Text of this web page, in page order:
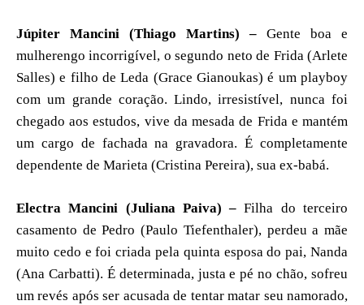
Júpiter Mancini (Thiago Martins) – Gente boa e
mulherengo incorrigível, o segundo neto de Frida (Arlete
Salles) e filho de Leda (Grace Gianoukas) é um playboy
com um grande coração. Lindo, irresistível, nunca foi
chegado aos estudos, vive da mesada de Frida e mantém
um cargo de fachada na gravadora. É completamente
dependente de Marieta (Cristina Pereira), sua ex-babá.
Electra Mancini (Juliana Paiva) – Filha do terceiro
casamento de Pedro (Paulo Tiefenthaler), perdeu a mãe
muito cedo e foi criada pela quinta esposa do pai, Nanda
(Ana Carbatti). É determinada, justa e pé no chão, sofreu
um revés após ser acusada de tentar matar seu namorado,